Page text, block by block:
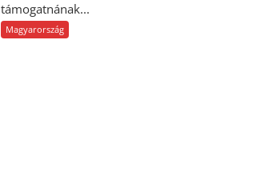
támogatnának...
Magyarország